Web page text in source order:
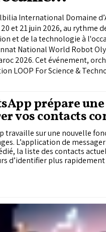
International Domaine
et 21 juin 2026, au rythme
et de la technologie à
National World Robot
2026. Cet événement,
LOOP For Science &
âgés de 6 à 22 ans.
le défi du thème mondial de
Meet Culture".
prépare
vos contacts
travaille sur une nouvelle
L’application de
la liste des contacts
d’identifier plus